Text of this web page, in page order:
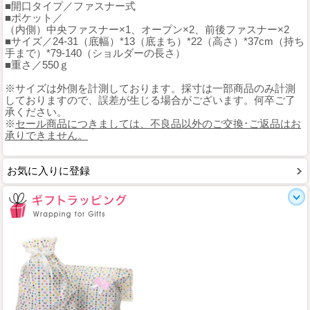
■開口タイプ／ファスナー式
■ポケット／
（内側）中央ファスナー×1、オープン×2、前後ファスナー×2
■サイズ／24-31（底幅）*13（底まち）*22（高さ）*37cm（持ち
手まで）*79-140（ショルダーの長さ）
■重さ／550ｇ
※サイズは外側を計測しております。採寸は一部商品のみ計測
しておりますので、誤差が生じる場合がございます。何卒ご了
承ください。
※セール商品につきましては、不良品以外のご交換･ご返品はお
承りできません。
お気に入りに登録